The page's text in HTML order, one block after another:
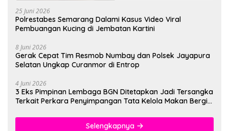
25 Juni 2026
Polrestabes Semarang Dalami Kasus Video Viral
Pembuangan Kucing di Jembatan Kartini
8 Juni 2026
Gerak Cepat Tim Resmob Numbay dan Polsek Jayapura
Selatan Ungkap Curanmor di Entrop
4 Juni 2026
3 Eks Pimpinan Lembaga BGN Ditetapkan Jadi Tersangka
Terkait Perkara Penyimpangan Tata Kelola Makan Bergizi
Selengkapnya